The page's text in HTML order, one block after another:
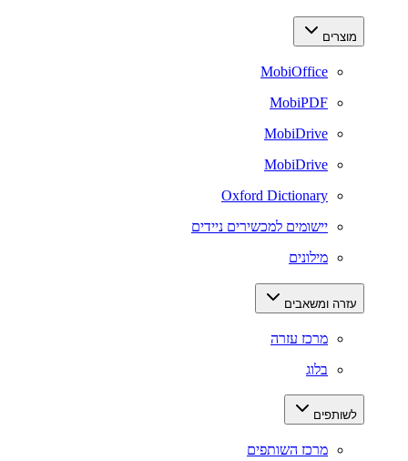
מוצרים
MobiOffice
MobiPDF
MobiDrive
MobiDrive
Oxford Dictionary
יישומים למכשירים ניידים
מילונים
עזרה ומשאבים
מרכז עזרה
בלוג
לשותפים
מרכז השותפים